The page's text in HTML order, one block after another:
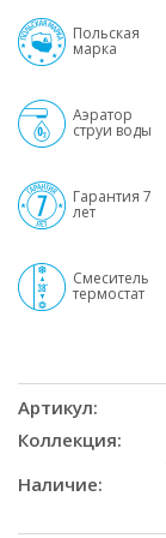
описаниеПольская
марка
Аэратор
струи воды
Гарантия 7
лет
Смеситель
термостат
Артикул
Коллекция
Наличие